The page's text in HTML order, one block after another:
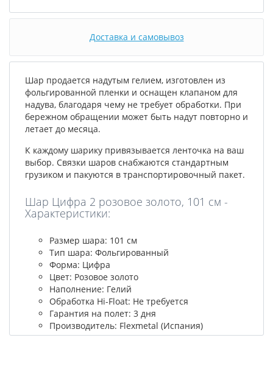
Доставка и самовывоз
Шар продается надутым гелием, изготовлен из
фольгированной пленки и оснащен клапаном для
надува, благодаря чему не требует обработки. При
бережном обращении может быть надут повторно и
летает до месяца.
К каждому шарику привязывается ленточка на ваш
выбор. Связки шаров снабжаются стандартным
грузиком и пакуются в транспортировочный пакет.
Шар Цифра 2 розовое золото, 101 см -
Характеристики:
Размер шара: 101 см
Тип шара: Фольгированный
Форма: Цифра
Цвет: Розовое золото
Наполнение: Гелий
Обработка Hi-Float: Не требуется
Гарантия на полет: 3 дня
Производитель: Flexmetal (Испания)